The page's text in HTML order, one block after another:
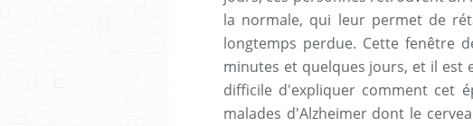
la normale, qui leur permet de
longtemps perdue. Cette fenêtre
minutes et quelques jours, et il est
difficile d'expliquer comment cet
malades d'Alzheimer dont le